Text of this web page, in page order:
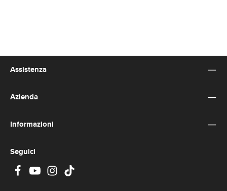
Assistenza
Azienda
Informazioni
Seguici